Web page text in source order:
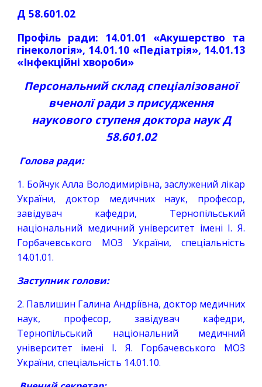
Д 58.601.02
Профіль ради: 14.01.01 «Акушерство та
гінекологія», 14.01.10 «Педіатрія», 14.01.13
«Інфекційні хвороби»
Персональний склад спеціалізованої
вченолї ради з присудження
наукового ступеня доктора наук Д
58.601.02
Голова ради:
1. Бойчук Алла Володимирівна, заслужений лікар
України, доктор медичних наук, професор,
завідувач кафедри, Тернопільський
національний медичний університет імені І. Я.
Горбачевського МОЗ України, спеціальність
14.01.01.
Заступник голови:
2. Павлишин Галина Андріївна, доктор медичних
наук, професор, завідувач кафедри,
Тернопільський національний медичний
університет імені І. Я. Горбачевського МОЗ
України, спеціальність 14.01.10.